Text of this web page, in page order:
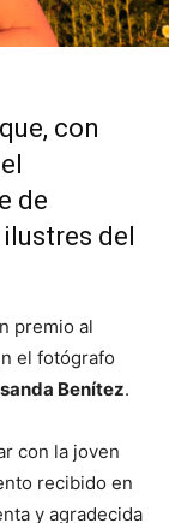
con
de
del
premio al
el fotógrafo
Benítez.
con la joven
recibido en
y agradecida